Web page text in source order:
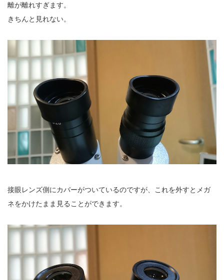
離が離れすぎます。
きちんと見れない。
接眼レンズ側にカバーがついているのですが、これを外すとメガ
ネをかけたまま見ることができます。